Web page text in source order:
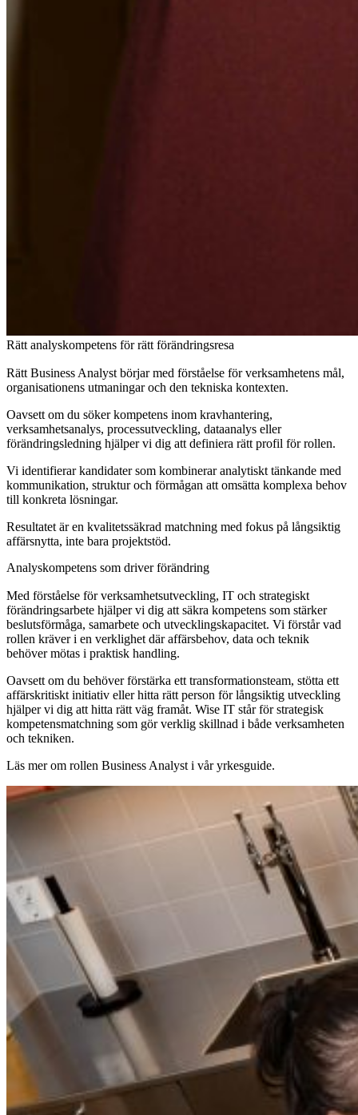
Rätt analyskompetens för rätt förändringsresa
Rätt Business Analyst börjar med förståelse för verksamhetens mål,
organisationens utmaningar och den tekniska kontexten.
Oavsett om du söker kompetens inom kravhantering,
verksamhetsanalys, processutveckling, dataanalys eller
förändringsledning hjälper vi dig att definiera rätt profil för rollen.
Vi identifierar kandidater som kombinerar analytiskt tänkande med
kommunikation, struktur och förmågan att omsätta komplexa behov
till konkreta lösningar.
Resultatet är en kvalitetssäkrad matchning med fokus på långsiktig
affärsnytta, inte bara projektstöd.
Analyskompetens som driver förändring
Med förståelse för verksamhetsutveckling, IT och strategiskt
förändringsarbete hjälper vi dig att säkra kompetens som stärker
beslutsförmåga, samarbete och utvecklingskapacitet. Vi förstår vad
rollen kräver i en verklighet där affärsbehov, data och teknik
behöver mötas i praktisk handling.
Oavsett om du behöver förstärka ett transformationsteam, stötta ett
affärskritiskt initiativ eller hitta rätt person för långsiktig utveckling
hjälper vi dig att hitta rätt väg framåt. Wise IT står för strategisk
kompetensmatchning som gör verklig skillnad i både verksamheten
och tekniken.
Läs mer om rollen Business Analyst i vår yrkesguide.